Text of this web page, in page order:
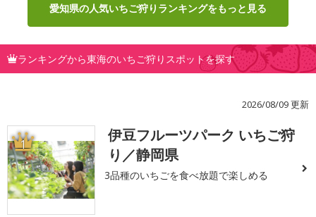
愛知県の人気いちご狩りランキングをもっと見る
ランキングから東海のいちご狩りスポットを探す
2026/08/09 更新
1
伊豆フルーツパーク いちご狩
り／静岡県
3品種のいちごを食べ放題で楽しめる